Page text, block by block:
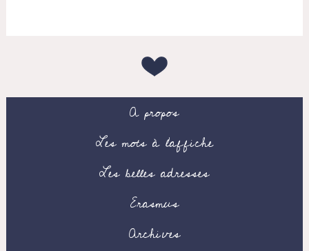
A propos
Les mots à l’affiche
Les belles adresses
Erasmus
Archives